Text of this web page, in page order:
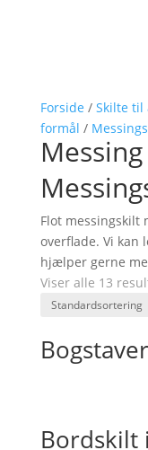
Forside / Skilte til
formål /
Flot messingskilt
overflade. Vi kan
hjælper gerne
Viser alle 13
Bordskilt